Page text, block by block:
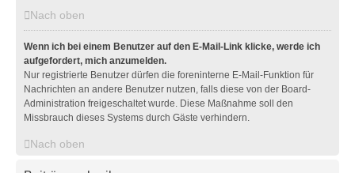
Nach oben
Wenn ich bei einem Benutzer auf den E-Mail-Link klicke, werde ich
aufgefordert, mich anzumelden.
Nur registrierte Benutzer dürfen die foreninterne E-Mail-Funktion für
Nachrichten an andere Benutzer nutzen, falls diese von der Board-
Administration freigeschaltet wurde. Diese Maßnahme soll den
Missbrauch dieses Systems durch Gäste verhindern.
Nach oben